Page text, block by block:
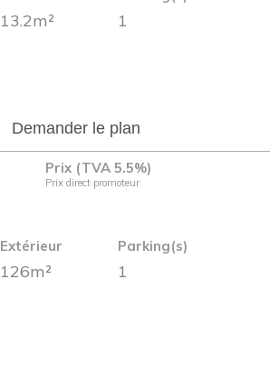
13.2m² 1
Demander le plan
Prix (TVA 5.5%)
Prix direct promoteur
Extérieur
126m²
Parking(s)
1